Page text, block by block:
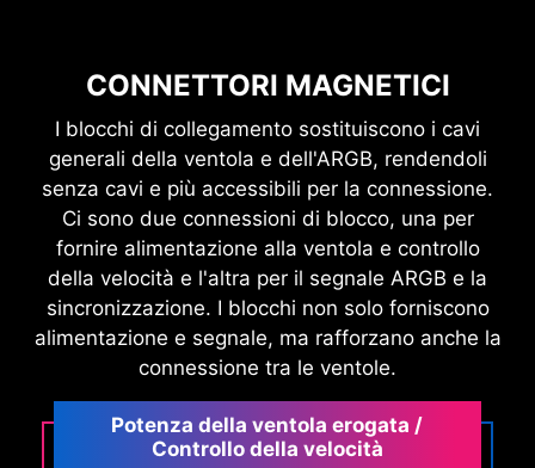
CONNETTORI MAGNETICI
I blocchi di collegamento sostituiscono i cavi
generali della ventola e dell'ARGB, rendendoli
senza cavi e più accessibili per la connessione.
Ci sono due connessioni di blocco, una per
fornire alimentazione alla ventola e controllo
della velocità e l'altra per il segnale ARGB e la
sincronizzazione. I blocchi non solo forniscono
alimentazione e segnale, ma rafforzano anche la
connessione tra le ventole.
Potenza della ventola erogata /
Controllo della velocità